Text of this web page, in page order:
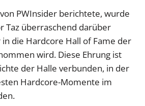
PWInsider berichtete, wurde
Taz überraschend darüber
die Hardcore Hall of Fame der
wird. Diese Ehrung ist
der Halle verbunden, in der
Hardcore-Momente im